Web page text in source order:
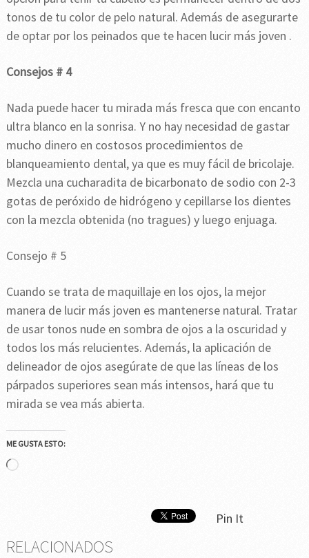
tonos de tu color de pelo natural. Además de asegurarte
de optar por los peinados que te hacen lucir más joven .
Consejos # 4
Nada puede hacer tu mirada más fresca que con encanto
ultra blanco en la sonrisa. Y no hay necesidad de gastar
mucho dinero en costosos procedimientos de
blanqueamiento dental, ya que es muy fácil de bricolaje.
Mezcla una cucharadita de bicarbonato de sodio con 2-3
gotas de peróxido de hidrógeno y cepillarse los dientes
con la mezcla obtenida (no tragues) y luego enjuaga.
Consejo # 5
Cuando se trata de maquillaje en los ojos, la mejor
manera de lucir más joven es mantenerse natural. Tratar
de usar tonos nude en sombra de ojos a la oscuridad y
todos los más relucientes. Además, la aplicación de
delineador de ojos asegúrate de que las líneas de los
párpados superiores sean más intensos, hará que tu
mirada se vea más abierta.
ME GUSTA ESTO:
Cargando...
Pin It
RELACIONADOS